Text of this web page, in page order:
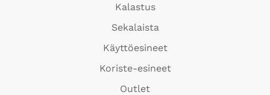
Kalastus
Sekalaista
Käyttöesineet
Koriste-esineet
Outlet